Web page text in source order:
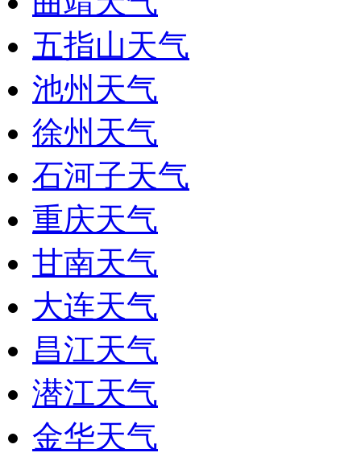
五指山天气
池州天气
徐州天气
石河子天气
重庆天气
甘南天气
大连天气
昌江天气
潜江天气
金华天气